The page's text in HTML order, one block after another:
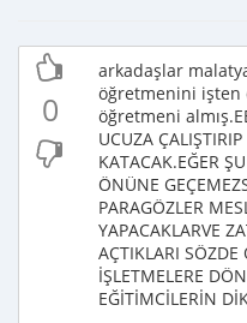
0
arkadaşlar
öğretmenini işten
öğretmeni
UCUZA
KATACAK.EĞER
ÖNÜNE
PARAGÖZLER
YAPACAKLARVE
AÇTIKLARI
İŞLETMELERE
EĞİTİMCİLERİN